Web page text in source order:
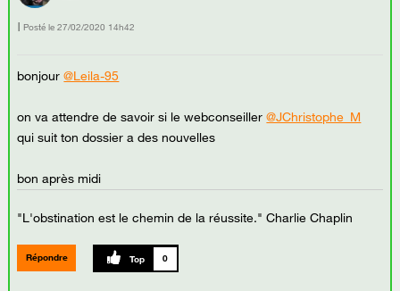
Posté le ‎27/02/2020 14h42
bonjour@Leila-95
on va attendre de savoir si le webconseiller@JChristophe_M
qui suit ton dossier a des nouvelles
bon après midi
"L'obstination est le chemin de la réussite." Charlie Chaplin
Répondre 0